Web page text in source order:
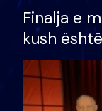
Finalja e
kush
shtëpinë
të fituar